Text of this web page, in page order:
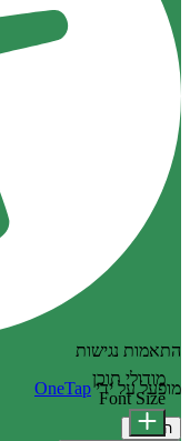
התאמות נגישות
מופעל על ידיOneTap
הצהרה
מודולי תוכן
Font Size